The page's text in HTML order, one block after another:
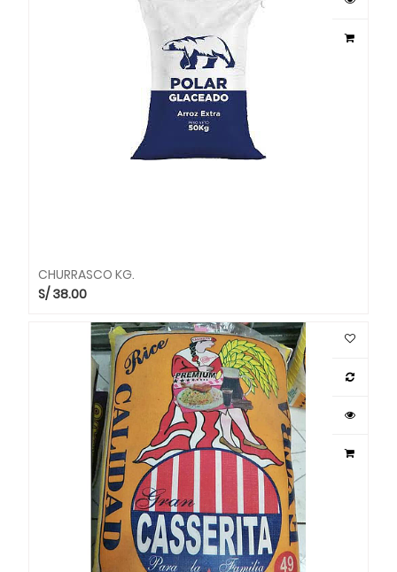
CHURRASCO KG.
S/ 38.00